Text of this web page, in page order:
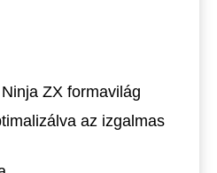
ZX formavilág
az izgalmas